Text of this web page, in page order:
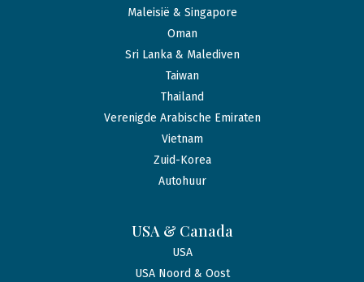
Maleisië & Singapore
Oman
Sri Lanka & Malediven
Taiwan
Thailand
Verenigde Arabische Emiraten
Vietnam
Zuid-Korea
Autohuur
USA & Canada
USA
USA Noord & Oost